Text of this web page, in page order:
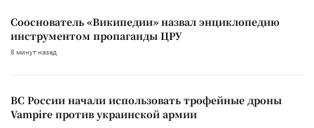
Сооснователь «Википедии» назвал энциклопедию
инструментом пропаганды ЦРУ
8 минут назад
ВС России начали использовать трофейные дроны
Vampire против украинской армии